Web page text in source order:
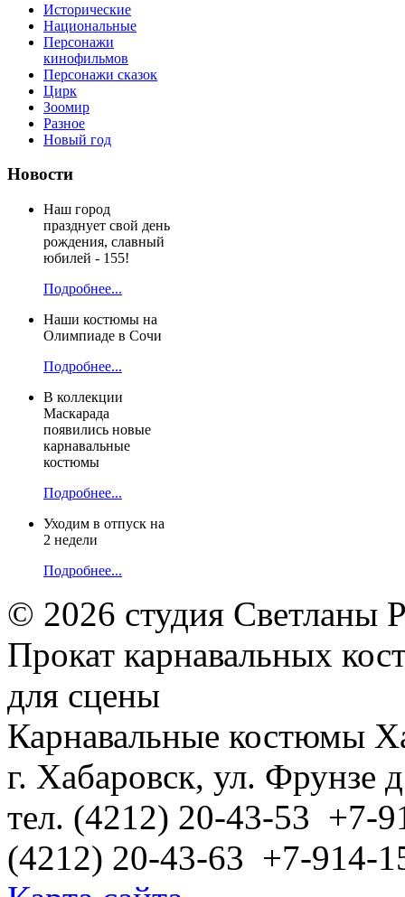
Исторические
Национальные
Персонажи
кинофильмов
Персонажи сказок
Цирк
Зоомир
Разное
Новый год
Новости
Наш город
празднует свой день
рождения, славный
юбилей - 155!
Подробнее...
Наши костюмы на
Олимпиаде в Сочи
Подробнее...
В коллекции
Маскарада
появились новые
карнавальные
костюмы
Подробнее...
Уходим в отпуск на
2 недели
Подробнее...
© 2026 студия Светланы
Прокат карнавальных
для сцены
Карнавальные костюмы
г. Хабаровск, ул. Фрунзе
тел. (4212) 20-43-53 +7-
(4212) 20-43-63 +7-914-